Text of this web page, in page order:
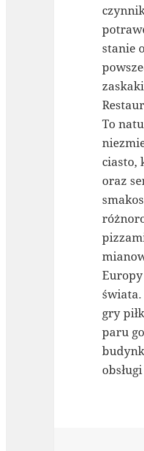
stanie
To
ciasto,
oraz
gry
paru